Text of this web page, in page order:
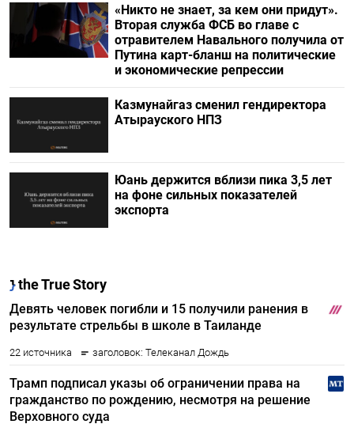
«Никто не знает, за кем они придут».
Вторая служба ФСБ во главе с
отравителем Навального получила от
Путина карт-бланш на политические
и экономические репрессии
Казмунайгаз сменил гендиректора
Атырауского НПЗ
Юань держится вблизи пика 3,5 лет
на фоне сильных показателей
экспорта